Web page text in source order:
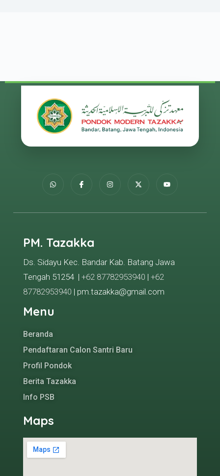
PM. Tazakka
Ds. Sidayu Kec. Bandar Kab. Batang Jawa
Tengah 51254 | +62 87782953940 | +62
87782953940 | pm.tazakka@gmail.com
Menu
Beranda
Pendaftaran Calon Santri Baru
Profil Pondok
Berita Tazakka
Info PSB
Maps